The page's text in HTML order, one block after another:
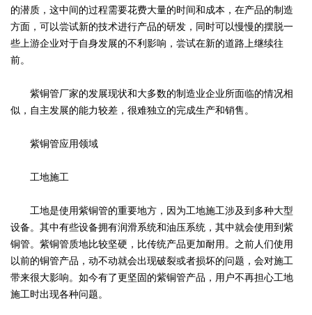
的潜质，这中间的过程需要花费大量的时间和成本，在产品的制造
方面，可以尝试新的技术进行产品的研发，同时可以慢慢的摆脱一
些上游企业对于自身发展的不利影响，尝试在新的道路上继续往
前。
紫铜管厂家的发展现状和大多数的制造业企业所面临的情况相
似，自主发展的能力较差，很难独立的完成生产和销售。
紫铜管应用领域
工地施工
工地是使用紫铜管的重要地方，因为工地施工涉及到多种大型
设备。其中有些设备拥有润滑系统和油压系统，其中就会使用到紫
铜管。紫铜管质地比较坚硬，比传统产品更加耐用。之前人们使用
以前的铜管产品，动不动就会出现破裂或者损坏的问题，会对施工
带来很大影响。如今有了更坚固的紫铜管产品，用户不再担心工地
施工时出现各种问题。